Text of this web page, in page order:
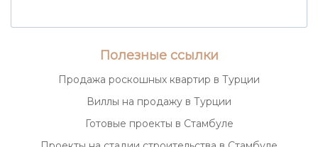
Полезные ссылки
Продажа роскошных квартир в Турции
Виллы на продажу в Турции
Готовые проекты в Стамбуле